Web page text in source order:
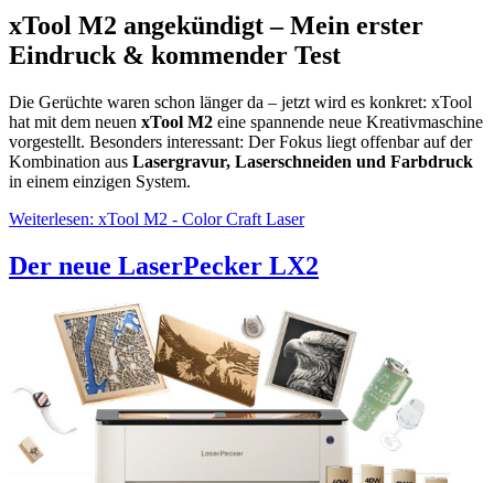
xTool M2 angekündigt – Mein erster
Eindruck & kommender Test
Die Gerüchte waren schon länger da – jetzt wird es konkret: xTool
hat mit dem neuen xTool M2 eine spannende neue Kreativmaschine
vorgestellt. Besonders interessant: Der Fokus liegt offenbar auf der
Kombination aus Lasergravur, Laserschneiden und Farbdruck
in einem einzigen System.
Weiterlesen: xTool M2 - Color Craft Laser
Der neue LaserPecker LX2